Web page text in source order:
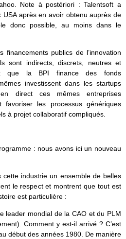
Note à postériori : Talentsoft a
après en avoir obtenu auprès de
donc possible, au moins dans le
publics de l’innovation
sont indirects, discrets, neutres et
que la BPI finance des fonds
investissent dans les startups
direct ces mêmes entreprises
favoriser les processus génériques
à projet collaboratif compliqués.
: nous avons ici un nouveau
cette industrie un ensemble de belles
le respect et montrent que tout est
est particulière :
leader mondial de la CAO et du PLM
Comment y est-il arrivé ? C’est
début des années 1980. De manière